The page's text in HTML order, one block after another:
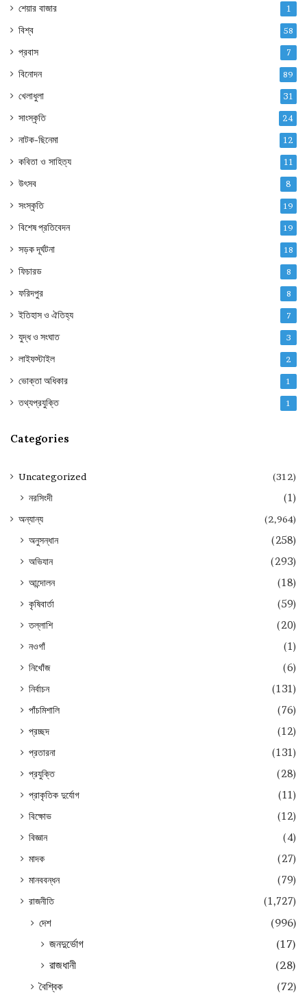
শেয়ার বাজার 1
বিশ্ব 58
প্রবাস 7
বিনোদন 89
খেলাধুলা 31
সাংস্কৃতি 24
নাটক-ছিনেমা 12
কবিতা ও সাহিত্য 11
উৎসব 8
সংস্কৃতি 19
বিশেষ প্রতিবেদন 19
সড়ক দূর্ঘটনা 18
ফিচারড 8
ফরিদপুর 8
ইতিহাস ও ঐতিহ্য 7
যুদ্ধ ও সংঘাত 3
লাইফস্টাইল 2
ভোক্তা অধিকার 1
তথ্যপ্রযুক্তি 1
Categories
Uncategorized (312)
নরসিংদী (1)
অন্যান্য (2,964)
অনুসন্ধান
(258)
অভিযান
(293)
আন্দোলন
(18)
কৃষিবার্তা
(59)
তল্লাশি
(20)
নওগাঁ
(1)
নিখোঁজ
(6)
নির্বাচন
(131)
পাঁচমিশালি
(76)
প্রচ্ছদ
(12)
প্রতারনা
(131)
প্রযুক্তি
(28)
প্রাকৃতিক দুর্যোগ
(11)
বিক্ষোভ
(12)
বিজ্ঞান
(4)
মাদক
(27)
মানববন্ধন
(79)
রাজনীতি
(1,727)
দেশ
(996)
জনদুর্ভোগ
(17)
রাজধানী
(28)
বৈশ্বিক
(72)